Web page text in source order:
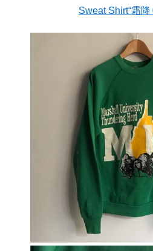
Sweat Shirt“霜降